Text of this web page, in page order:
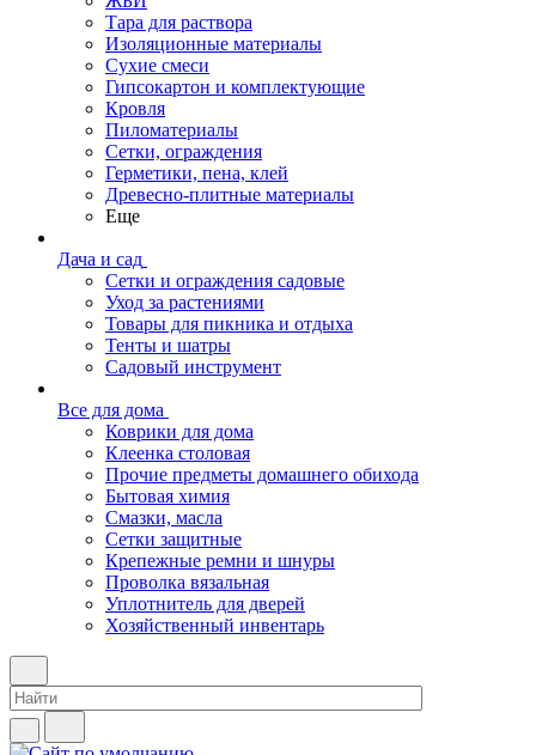
Тара для раствора
Изоляционные материалы
Сухие смеси
Гипсокартон и комплектующие
Кровля
Пиломатериалы
Сетки, ограждения
Герметики, пена, клей
Древесно-плитные материалы
Еще
Дача и сад
Сетки и ограждения садовые
Уход за растениями
Товары для пикника и отдыха
Тенты и шатры
Садовый инструмент
Все для дома
Коврики для дома
Клеенка столовая
Прочие предметы домашнего обихода
Бытовая химия
Смазки, масла
Сетки защитные
Крепежные ремни и шнуры
Проволка вязальная
Уплотнитель для дверей
Хозяйственный инвентарь